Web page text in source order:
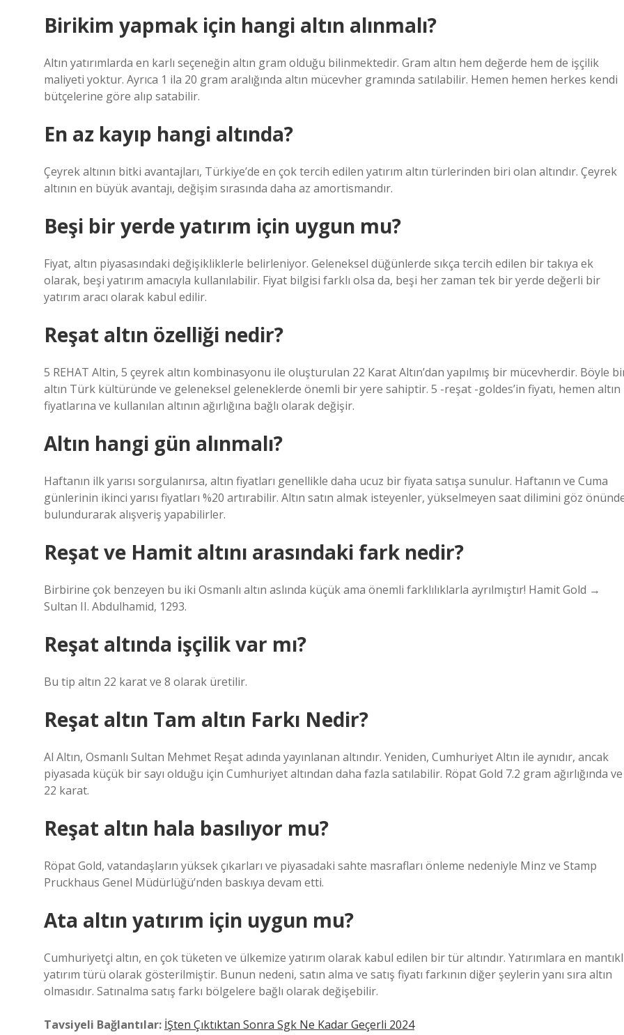
Birikim yapmak için hangi altın alınmalı?
Altın yatırımlarda en karlı seçeneğin altın gram olduğu bilinmektedir. Gram altın hem değerde hem de işçilik
maliyeti yoktur. Ayrıca 1 ila 20 gram aralığında altın mücevher gramında satılabilir. Hemen hemen herkes kendi
bütçelerine göre alıp satabilir.
En az kayıp hangi altında?
Çeyrek altının bitki avantajları, Türkiye’de en çok tercih edilen yatırım altın türlerinden biri olan altındır. Çeyrek
altının en büyük avantajı, değişim sırasında daha az amortismandır.
Beşi bir yerde yatırım için uygun mu?
Fiyat, altın piyasasındaki değişikliklerle belirleniyor. Geleneksel düğünlerde sıkça tercih edilen bir takıya ek
olarak, beşi yatırım amacıyla kullanılabilir. Fiyat bilgisi farklı olsa da, beşi her zaman tek bir yerde değerli bir
yatırım aracı olarak kabul edilir.
Reşat altın özelliği nedir?
5 REHAT Altin, 5 çeyrek altın kombinasyonu ile oluşturulan 22 Karat Altın’dan yapılmış bir mücevherdir. Böyle
altın Türk kültüründe ve geleneksel geleneklerde önemli bir yere sahiptir. 5 -reşat -goldes’in fiyatı, hemen altın
fiyatlarına ve kullanılan altının ağırlığına bağlı olarak değişir.
Altın hangi gün alınmalı?
Haftanın ilk yarısı sorgulanırsa, altın fiyatları genellikle daha ucuz bir fiyata satışa sunulur. Haftanın ve Cuma
günlerinin ikinci yarısı fiyatları %20 artırabilir. Altın satın almak isteyenler, yükselmeyen saat dilimini göz
bulundurarak alışveriş yapabilirler.
Reşat ve Hamit altını arasındaki fark nedir?
Birbirine çok benzeyen bu iki Osmanlı altın aslında küçük ama önemli farklılıklarla ayrılmıştır! Hamit Gold →
Sultan II. Abdulhamid, 1293.
Reşat altında işçilik var mı?
Bu tip altın 22 karat ve 8 olarak üretilir.
Reşat altın Tam altın Farkı Nedir?
Al Altın, Osmanlı Sultan Mehmet Reşat adında yayınlanan altındır. Yeniden, Cumhuriyet Altın ile aynıdır, ancak
piyasada küçük bir sayı olduğu için Cumhuriyet altından daha fazla satılabilir. Röpat Gold 7.2 gram ağırlığında ve
22 karat.
Reşat altın hala basılıyor mu?
Röpat Gold, vatandaşların yüksek çıkarları ve piyasadaki sahte masrafları önleme nedeniyle Minz ve Stamp
Pruckhaus Genel Müdürlüğü’nden baskıya devam etti.
Ata altın yatırım için uygun mu?
Cumhuriyetçi altın, en çok tüketen ve ülkemize yatırım olarak kabul edilen bir tür altındır. Yatırımlara en
yatırım türü olarak gösterilmiştir. Bunun nedeni, satın alma ve satış fiyatı farkının diğer şeylerin yanı sıra altın
olmasıdır. Satınalma satış farkı bölgelere bağlı olarak değişebilir.
Tavsiyeli Bağlantılar: İŞten Çıktıktan Sonra Sgk Ne Kadar Geçerli 2024